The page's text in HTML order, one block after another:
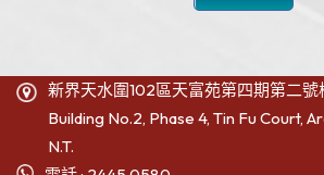
新界天水圍102區天富苑第四期第二號
Building No.2, Phase 4, Tin Fu Court,
N.T.